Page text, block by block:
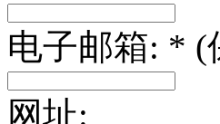
电子邮箱: * (
网址: